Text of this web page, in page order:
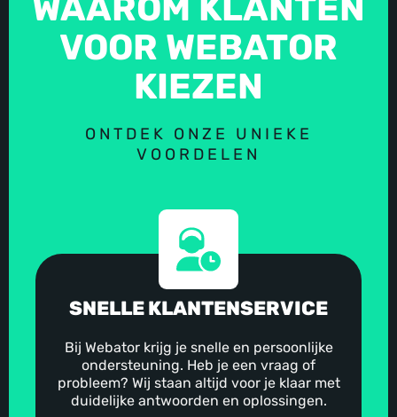
VOOR WEBATOR
KIEZEN
ONTDEK ONZE UNIEKE
VOORDELEN
SNELLE KLANTENSERVICE
Bij Webator krijg je snelle en persoonlijke
ondersteuning. Heb je een vraag of
probleem? Wij staan altijd voor je klaar met
duidelijke antwoorden en oplossingen.